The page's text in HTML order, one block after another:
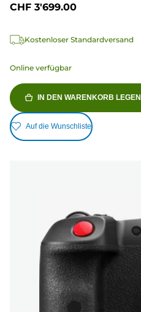
CHF 3'699.00
Kostenloser Standardversand
Online verfügbar
IN DEN WARENKORB LEGEN
Auf die Wunschliste